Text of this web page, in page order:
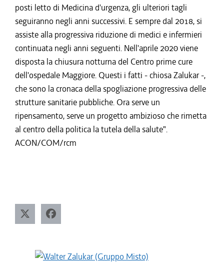
posti letto di Medicina d'urgenza, gli ulteriori tagli
seguiranno negli anni successivi. E sempre dal 2018, si
assiste alla progressiva riduzione di medici e infermieri
continuata negli anni seguenti. Nell'aprile 2020 viene
disposta la chiusura notturna del Centro prime cure
dell'ospedale Maggiore. Questi i fatti - chiosa Zalukar -,
che sono la cronaca della spogliazione progressiva delle
strutture sanitarie pubbliche. Ora serve un
ripensamento, serve un progetto ambizioso che rimetta
al centro della politica la tutela della salute".
ACON/COM/rcm